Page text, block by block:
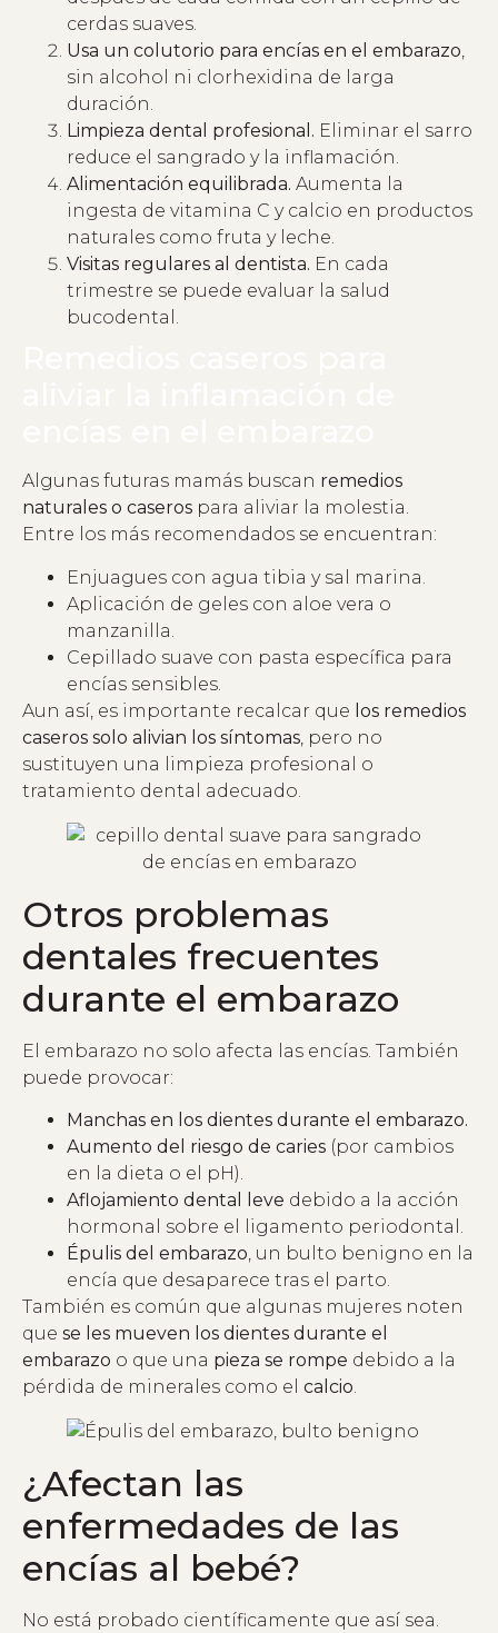
cerdas suaves.
Usa un colutorio para encías en el embarazo,
sin alcohol ni clorhexidina de larga
duración.
Limpieza dental profesional. Eliminar el sarro
reduce el sangrado y la inflamación.
Alimentación equilibrada. Aumenta la
ingesta de vitamina C y calcio en productos
naturales como fruta y leche.
Visitas regulares al dentista. En cada
trimestre se puede evaluar la salud
bucodental.
Algunas futuras mamás buscan remedios
naturales o caseros para aliviar la molestia.
Entre los más recomendados se encuentran:
Enjuagues con agua tibia y sal marina.
Aplicación de geles con aloe vera o
manzanilla.
Cepillado suave con pasta específica para
encías sensibles.
Aun así, es importante recalcar que los remedios
caseros solo alivian los síntomas , pero no
sustituyen una limpieza profesional o
tratamiento dental adecuado.
Otros problemas
dentales frecuentes
durante el embarazo
El embarazo no solo afecta las encías. También
puede provocar:
Manchas en los dientes durante el embarazo.
Aumento del riesgo de caries (por cambios
en la dieta o el pH).
Aflojamiento dental leve debido a la acción
hormonal sobre el ligamento periodontal.
Épulis del embarazo, un bulto benigno en la
encía que desaparece tras el parto.
También es común que algunas mujeres noten
que se les mueven los dientes durante el
embarazo o que una pieza se rompe debido a la
pérdida de minerales como el calcio.
¿Afectan las
enfermedades de las
encías al bebé?
No está probado científicamente que así sea.